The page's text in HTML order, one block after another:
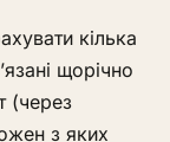
кілька
щорічно
(через
з яких